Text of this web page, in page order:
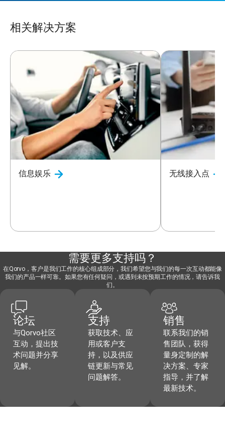
相关解决方案
信息娱乐 无线接入点
需要更多支持吗？
在Qorvo，客户是我们工作的核心组成部分，我们希望您与我们的每一次互动都能像
我们的产品一样可靠。如果您有任何疑问，或遇到未按预期工作的情况，请告诉我
们。
论坛
与Qorvo社区
互动，提出技
术问题并分享
见解。
支持
获取技术、应
用或客户支
持，以及供应
链更新与常见
问题解答。
销售
联系我们的销
售团队，获得
量身定制的解
决方案、专家
指导，并了解
最新技术。